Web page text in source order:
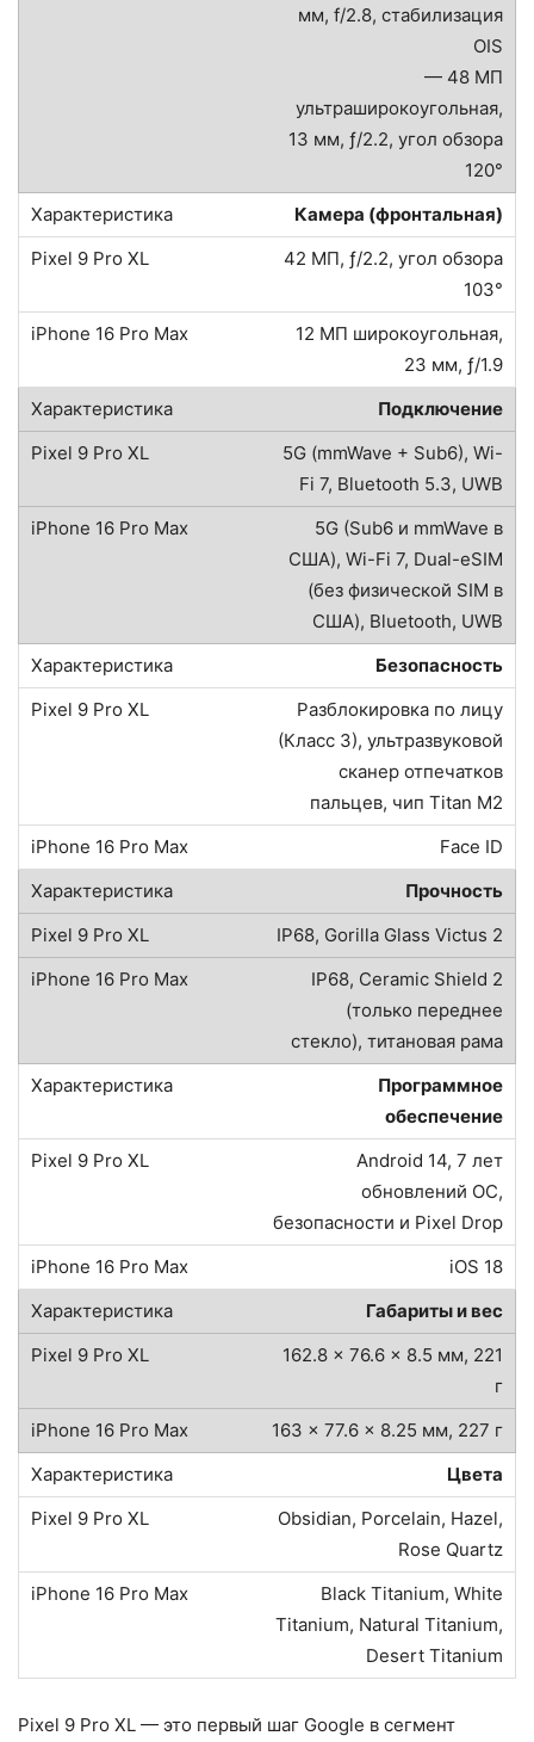
мм, f/2.8, стабилизация
OIS
— 48 МП
ультраширокоугольная,
13 мм, ƒ/2.2, угол обзора
120°
Камера (фронтальная)
42 МП, ƒ/2.2, угол обзора
103°
12 МП широкоугольная,
23 мм, ƒ/1.9
Подключение
5G (mmWave + Sub6), Wi-
Fi 7, Bluetooth 5.3, UWB
5G (Sub6 и mmWave в
США), Wi-Fi 7, Dual-eSIM
(без физической SIM в
США), Bluetooth, UWB
Безопасность
Разблокировка по лицу
(Класс 3), ультразвуковой
сканер отпечатков
пальцев, чип Titan M2
Face ID
Прочность
IP68, Gorilla Glass Victus 2
IP68, Ceramic Shield 2
(только переднее
стекло), титановая рама
Программное
обеспечение
Android 14, 7 лет
обновлений ОС,
безопасности и Pixel Drop
iOS 18
Габариты и вес
162.8 x 76.6 x 8.5 мм, 221
г
163 x 77.6 x 8.25 мм, 227 г
Цвета
Obsidian, Porcelain, Hazel,
Rose Quartz
Black Titanium, White
Titanium, Natural Titanium,
Desert Titanium
Pixel 9 Pro XL — это первый шаг Google в сегмент